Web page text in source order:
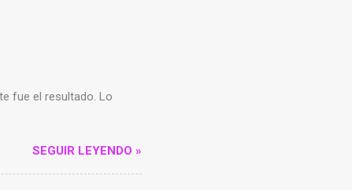
fue el resultado. Lo
SEGUIR LEYENDO »